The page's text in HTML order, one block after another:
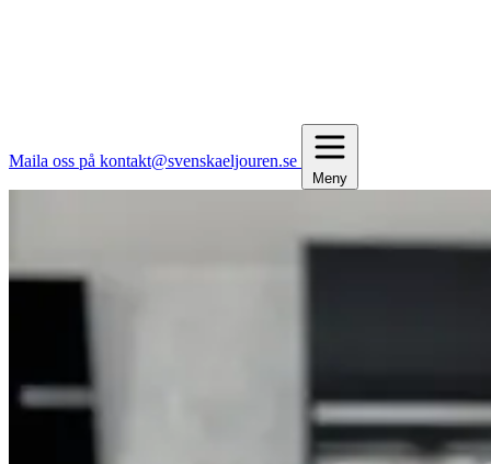
Maila oss på kontakt@svenskaeljouren.se
Meny